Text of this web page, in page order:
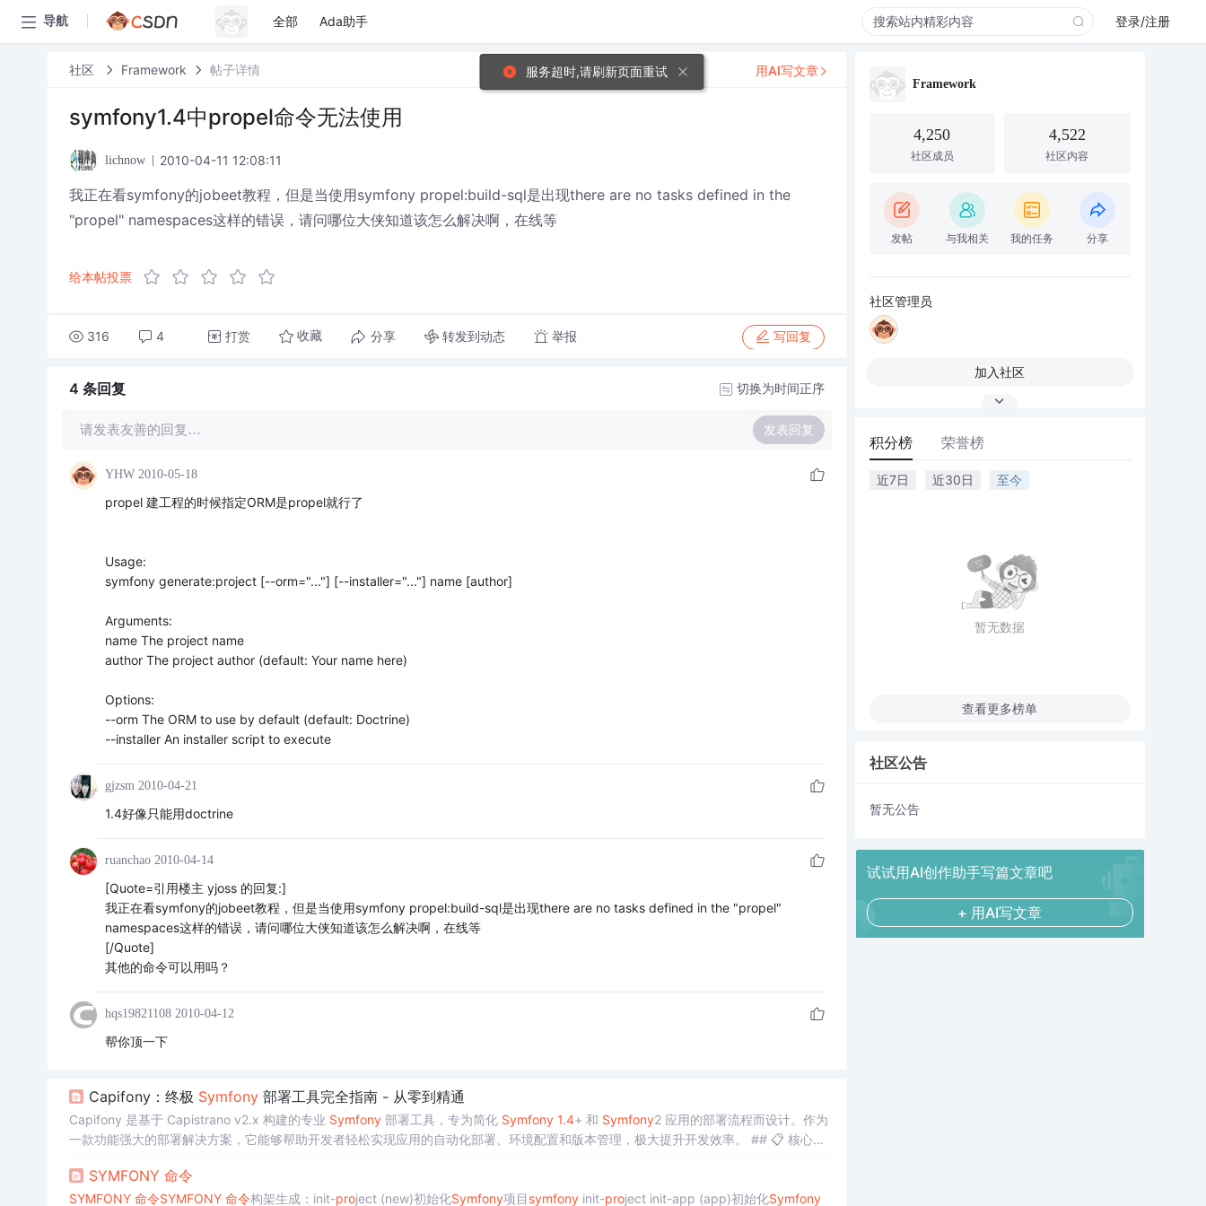
导航 全部 Ada助手 登录/注册
社区 Framework 帖子详情
symfony1.4中propel命令无法使用
lichnow 2010-04-11 12:08:11
我正在看symfony的jobeet教程，但是当使用symfony propel:build-sql是出现there are no tasks defined in the
"propel" namespaces这样的错误，请问哪位大侠知道该怎么解决啊，在线等
给本帖投票
316 4 打赏 收藏 分享 转发到动态 举报 写回复
用AI写文章
4 条回复 切换为时间正序
请发表友善的回复… 发表回复
YHW 2010-05-18
propel 建工程的时候指定ORM是propel就行了
Usage:
symfony generate:project [--orm="..."] [--installer="..."] name [author]
Arguments:
name The project name
author The project author (default: Your name here)
Options:
--orm The ORM to use by default (default: Doctrine)
--installer An installer script to execute
gjzsm 2010-04-21
1.4好像只能用doctrine
ruanchao 2010-04-14
[Quote=引用楼主 yjoss 的回复:]
我正在看symfony的jobeet教程，但是当使用symfony propel:build-sql是出现there are no tasks defined in the "propel"
namespaces这样的错误，请问哪位大侠知道该怎么解决啊，在线等
[/Quote]
其他的命令可以用吗？
hqs19821108 2010-04-12
帮你顶一下
Capifony：终极 Symfony部署工具完全指南 - 从零到精通
Capifony 是基于 Capistrano v2.x 构建的专业 Symfony部署工具，专为简化 Symfony 1.4+ 和 Symfony2 应用的部署流程而设计。作为
一款功能强大的部署解决方案，它能够帮助开发者轻松实现应用的自动化部署、环境配置和版本管理，极大提升开发效率。 ## 📋 核心功
SYMFONY 命令
SYMFONY 命令SYMFONY 命令构架生成：init-project (new)初始化Symfony项目 symfonyinit-project init-app (app)初始化Symfony
Framework
4,250
社区成员
4,522
社区内容
发帖 与我相关 我的任务 分享
社区管理员
加入社区
积分榜 荣誉榜
近7日 近30日 至今
暂无数据
查看更多榜单
社区公告
暂无公告
试试用AI创作助手写篇文章吧
+ 用AI写文章
服务超时,请刷新页面重试